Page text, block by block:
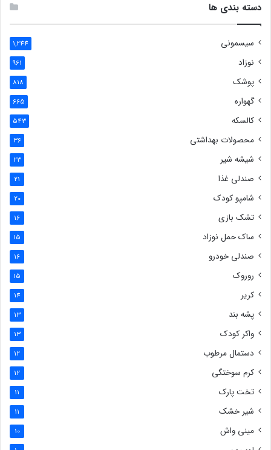
دسته بندی ها
سیسمونی 1,244
نوزاد 961
پوشک 818
گهواره 665
کالسکه 543
محصولات بهداشتی 36
شیشه شیر 23
صندلی غذا 21
شامپو کودک 20
تشک بازی 16
ساک حمل نوزاد 15
صندلی خودرو 16
روروک 15
کریر 14
پشه بند 13
واکر کودک 13
دستمال مرطوب 12
کرم سوختگی 12
تخت پارک 11
شیر خشک 11
مینی واش 10